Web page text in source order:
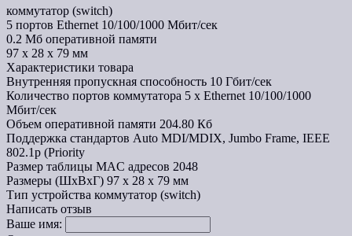
коммутатор (switch)
5 портов Ethernet 10/100/1000 Мбит/сек
0.2 Мб оперативной памяти
97 x 28 x 79 мм
Характеристики товара
Внутренняя пропускная способность 10 Гбит/сек
Количество портов коммутатора 5 x Ethernet 10/100/1000
Мбит/сек
Объем оперативной памяти 204.80 Кб
Поддержка стандартов Auto MDI/MDIX, Jumbo Frame, IEEE
802.1p (Priority
Размер таблицы MAC адресов 2048
Размеры (ШxВxГ) 97 x 28 x 79 мм
Тип устройства коммутатор (switch)
Написать отзыв
Ваше имя: